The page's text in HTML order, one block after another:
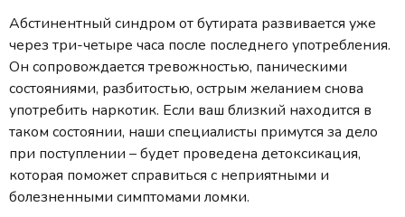
Абстинентный синдром от бутирата развивается уже
через три-четыре часа после последнего употребления.
Он сопровождается тревожностью, паническими
состояниями, разбитостью, острым желанием снова
употребить наркотик. Если ваш близкий находится в
таком состоянии, наши специалисты примутся за дело
при поступлении – будет проведена детоксикация,
которая поможет справиться с неприятными и
болезненными симптомами ломки.